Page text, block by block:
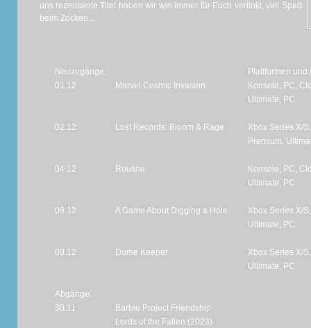
uns rezensierte Titel haben wir wie immer für Euch verlinkt, viel Spaß
beim Zocken...
Neuzugänge:
Plattformen und
01.12
Marvel Cosmic Invasion
Konsole, PC,
Ultimate, PC
02.12 Lost Records: Bloom & Rage
Xbox Series X/
Premium,
04.12 Routine
Konsole, PC,
Ultimate, PC
09.12 A Game About Digging a Hole
Xbox Series X/
Ultimate, PC
09.12 Dome Keeper
Xbox Series X/
Ultimate, PC
Abgänge:
30.11
Barbie Project Friendship
Lords of the Fallen (2023)